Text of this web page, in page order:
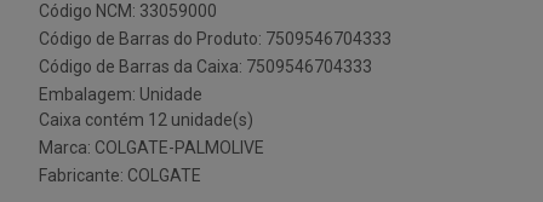
Código NCM: 33059000
Código de Barras do Produto: 7509546704333
Código de Barras da Caixa: 7509546704333
Embalagem: Unidade
Caixa contém 12 unidade(s)
Marca: COLGATE-PALMOLIVE
Fabricante: COLGATE